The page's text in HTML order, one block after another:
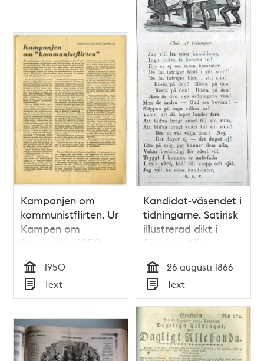
Kampanjen om
kommunistflirten. Ur
Kampen om
Stockholm, 1950
Tid
1950
Typ
Text
Kandidat-väsendet i
tidningarne. Satirisk
illustrerad dikt i
Söndags-Nisse –
Illustreradt
Veckoblad för
Skämt, Humor och
Satir, nr 35, den 26
augusti 1866
Tid
26 augusti 1866
Typ
Text